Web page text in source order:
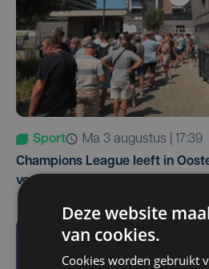
Sport
ma 3 augustus | 17:39
Champions League leeft in
voor tickets Union - Bodø/Glimt
Deze website
van cookies.
Cookies worden gebruikt